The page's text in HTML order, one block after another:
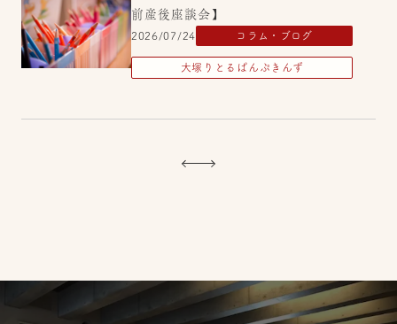
前産後座談会】
2026/07/24 コラム・ブログ
大塚りとるぱんぷきんず
【2026年 夏】小中高生 保育ボラン